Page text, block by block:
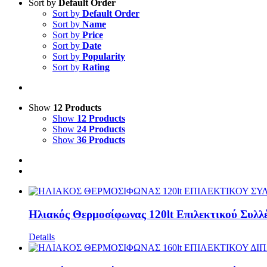
Sort by Default Order
Sort by Default Order
Sort by Name
Sort by Price
Sort by Date
Sort by Popularity
Sort by Rating
Show 12 Products
Show 12 Products
Show 24 Products
Show 36 Products
Ηλιακός Θερμοσίφωνας 120lt Επιλεκτικού
Details